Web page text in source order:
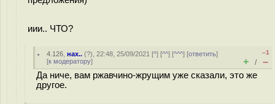
иии.. ЧТО?
4.126 ,нах.. (?), 22:48, 25/09/2021 [^] [^^] [^^^] [ответить]
[к модератору]
–1
+ / –
Да ниче, вам ржавчино-жрущим уже сказали, это же
другое.